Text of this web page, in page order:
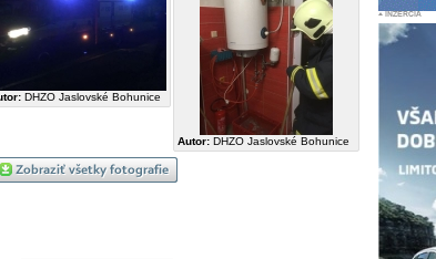
DHZO Jaslovské Bohunice
Autor: DHZO Jaslovské Bohunice